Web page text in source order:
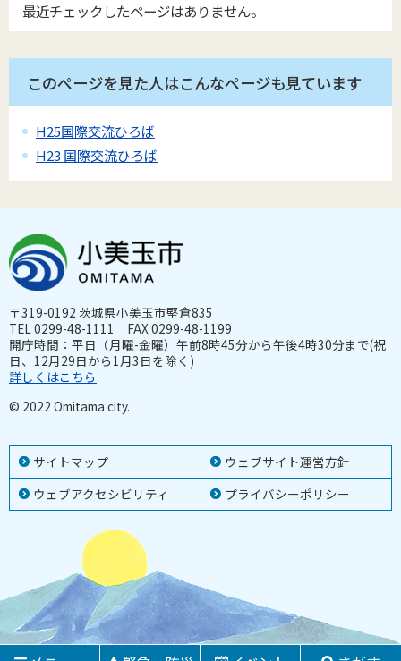
最近チェックしたページはありません。
このページを見た人はこんなページも見ています
H25国際交流ひろば
H23 国際交流ひろば
サイトマップ
ウェブサイト運営方針
ウェブアクセシビリティ
プライバシーポリシー
〒319-0192 茨城県小美玉市堅倉835
TEL 0299-48-1111 FAX 0299-48-1199
開庁時間：平日（月曜-金曜）午前8時45分から午後4時30分まで(祝
日、12月29日から1月3日を除く)
詳しくはこちら
© 2022 Omitama city.